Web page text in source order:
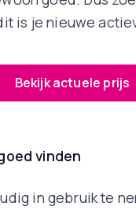
is je nieuwe
Bekijk actuele prijs
vinden
in gebruik te